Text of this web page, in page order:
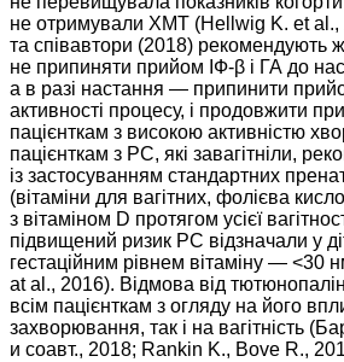
не отримували ХМТ (Hellwig K. et al.,
та співавтори (2018) рекомендують
не припиняти прийом ІФ-β і ГА до
а в разі настання — припинити
активності процесу, і продовжити
пацієнткам з високою активністю
пацієнткам з РС, які завагітніли,
із застосуванням стандартних
(вітаміни для вагітних, фолієва
з вітаміном D протягом усієї
підвищений ризик РС відзначали у
гестаційним рівнем вітаміну — <30
at al., 2016). Відмова від
всім пацієнткам з огляду на його
захворювання, так і на вагітність
и соавт., 2018; Rankin K., Bove R.,